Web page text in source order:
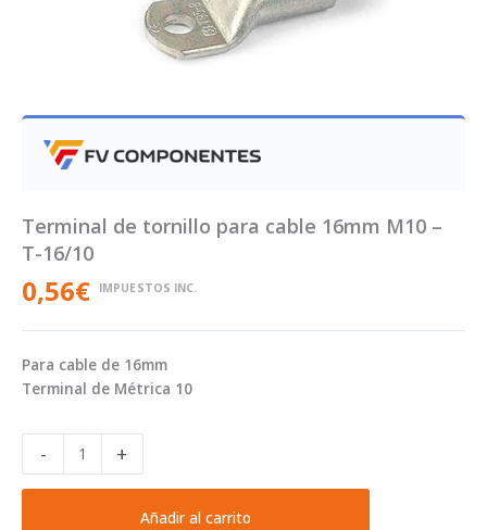
Terminal de tornillo para cable 16mm M10 –
T-16/10
0,56€ IMPUESTOS INC.
Para cable de 16mm
Terminal de Métrica 10
-
tornillo
+
Añadir al carrito